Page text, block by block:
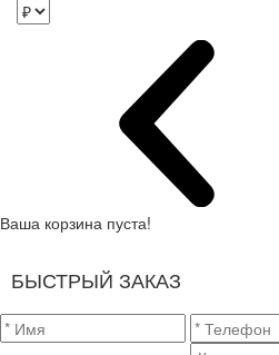
Ваша корзина пуста!
БЫСТРЫЙ ЗАКАЗ